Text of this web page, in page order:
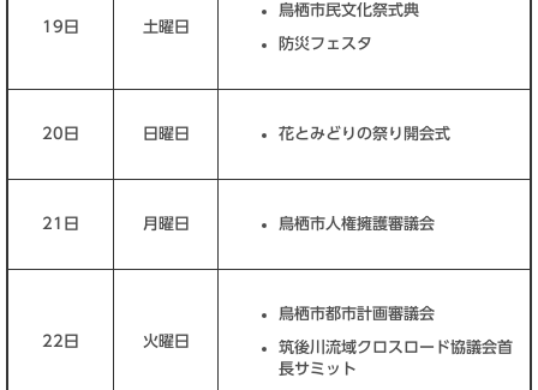
19日 土曜日
鳥栖市民文化祭式典
防災フェスタ
20日 日曜日 花とみどりの祭り開会式
21日 月曜日 鳥栖市人権擁護審議会
22日 火曜日
鳥栖市都市計画審議会
筑後川流域クロスロード協議会首
長サミット